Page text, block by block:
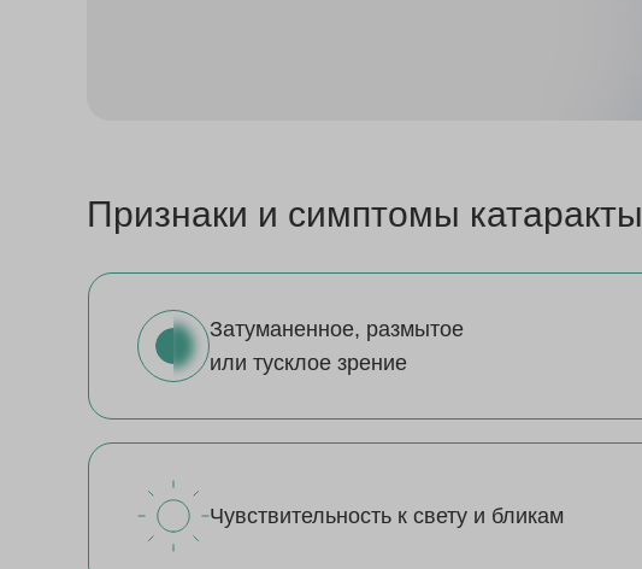
Признаки и симптомы катаракты
Затуманенное, размытое
или тусклое зрение
Чувствительность к свету и бликам